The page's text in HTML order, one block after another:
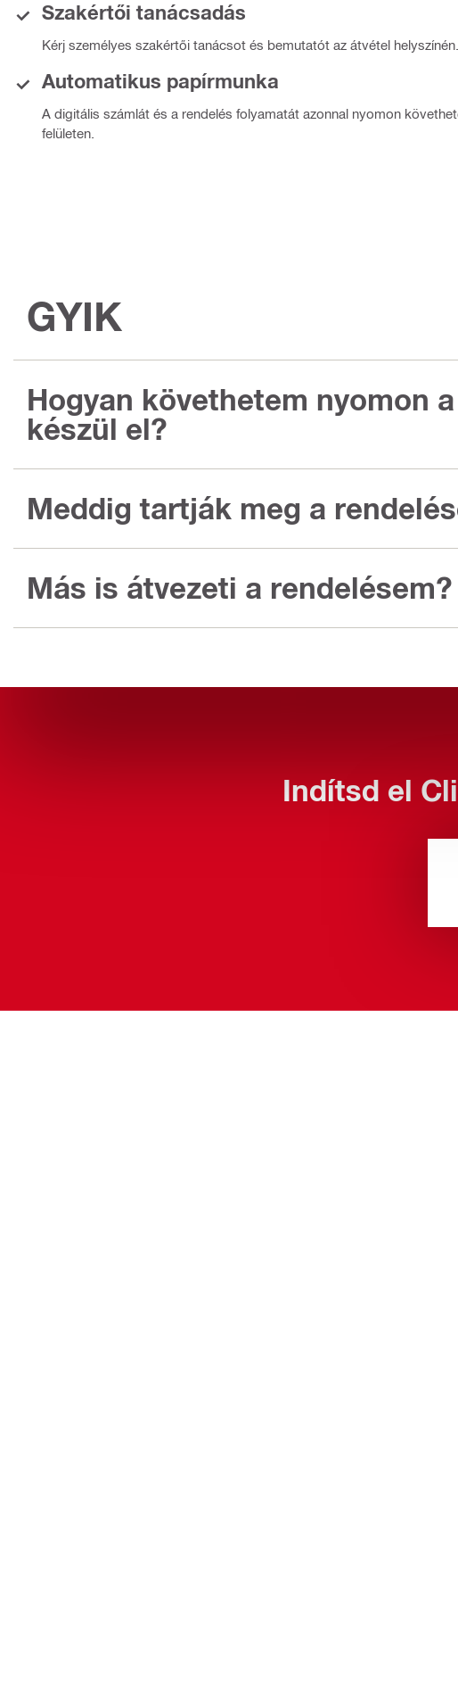
Szakértői tanácsadás
Kérj személyes szakértői tanácsot és bemutatót az átvétel helyszínén.
Automatikus papírmunka
A digitális számlát és a rendelés folyamatát azonnal nyomon
felületen.
GYIK
Hogyan követhetem nyomon
készül el?
Meddig tartják meg a
Más is átvezeti a rendelésem?
Indítsd el